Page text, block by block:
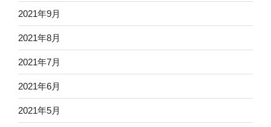
2021年9月
2021年8月
2021年7月
2021年6月
2021年5月